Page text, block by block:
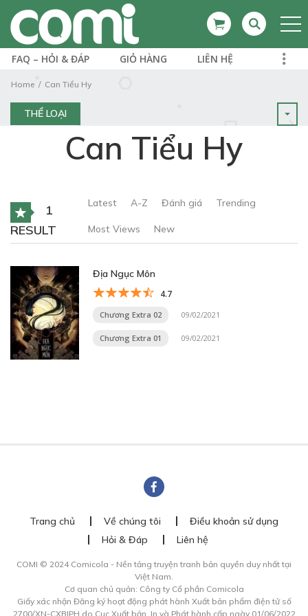
FAQ – HỎI & ĐÁP GIỎ HÀNG LIÊN HỆ
Home Can Tiểu Hy
THỂ LOẠI
Can Tiểu Hy
1
RESULT
Latest A-Z Đánh giá Trending
Most Views New
Địa Ngục Môn
4.7
Chương Extra 02 09/02/2021
Chương Extra 01 09/02/2021
Trang chủ Về chúng tôi
Điều khoản sử dụng
Hỏi & Đáp
Liên hệ
COMI © 2024 Comicola - Nền tảng truyện tranh bản quyền duy nhất tại
Việt Nam.
Cơ quan chủ quản: Công ty Cổ phần Comicola
Giấy xác nhận Đăng ký hoạt động phát hành Xuất bản phẩm điện tử số
2700/XN-CXBIPH do Cục Xuất bản, In và Phát hành cấp ngày 01/06/2022